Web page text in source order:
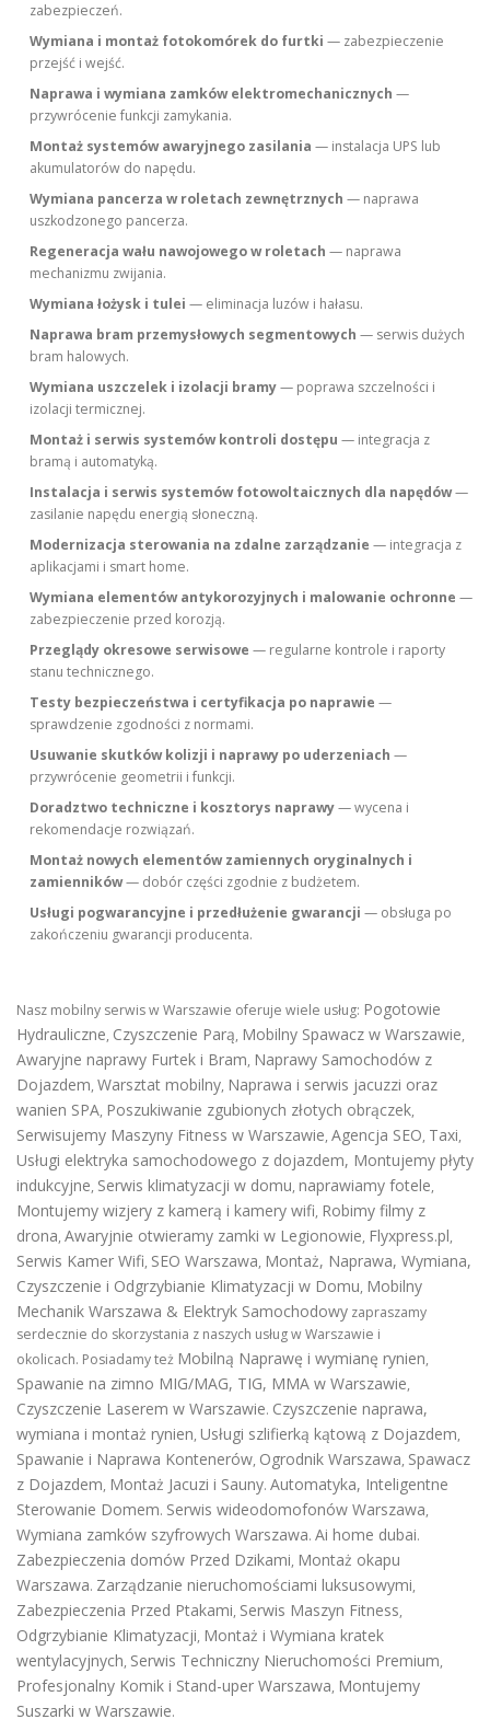
zabezpieczeń.
Wymiana i montaż fotokomórek do furtki — zabezpieczenie
przejść i wejść.
Naprawa i wymiana zamków elektromechanicznych —
przywrócenie funkcji zamykania.
Montaż systemów awaryjnego zasilania — instalacja UPS lub
akumulatorów do napędu.
Wymiana pancerza w roletach zewnętrznych — naprawa
uszkodzonego pancerza.
Regeneracja wału nawojowego w roletach — naprawa
mechanizmu zwijania.
Wymiana łożysk i tulei — eliminacja luzów i hałasu.
Naprawa bram przemysłowych segmentowych — serwis dużych
bram halowych.
Wymiana uszczelek i izolacji bramy— poprawa szczelności i
izolacji termicznej.
Montaż i serwis systemów kontroli dostępu — integracja z
bramą i automatyką.
Instalacja i serwis systemów fotowoltaicznych dla napędów—
zasilanie napędu energią słoneczną.
Modernizacja sterowania na zdalne zarządzanie — integracja z
aplikacjami i smart home.
Wymiana elementów antykorozyjnych i malowanie ochronne —
zabezpieczenie przed korozją.
Przeglądy okresowe serwisowe — regularne kontrole i raporty
stanu technicznego.
Testy bezpieczeństwa i certyfikacja po naprawie —
sprawdzenie zgodności z normami.
Usuwanie skutków kolizji i naprawy po uderzeniach —
przywrócenie geometrii i funkcji.
Doradztwo techniczne i kosztorys naprawy— wycena i
rekomendacje rozwiązań.
Montaż nowych elementów zamiennych oryginalnych i
zamienników— dobór części zgodnie z budżetem.
Usługi pogwarancyjne i przedłużenie gwarancji — obsługa po
zakończeniu gwarancji producenta.
Nasz mobilny serwis w Warszawie oferuje wiele usług: Pogotowie
Hydrauliczne, Czyszczenie Parą, Mobilny Spawacz w Warszawie,
Awaryjne naprawy Furtek i Bram, Naprawy Samochodów z
Dojazdem, Warsztat mobilny, Naprawa i serwis jacuzzi oraz
wanien SPA, Poszukiwanie zgubionych złotych obrączek,
Serwisujemy Maszyny Fitness w Warszawie, Agencja SEO, Taxi,
Usługi elektryka samochodowego z dojazdem, Montujemy płyty
indukcyjne, Serwis klimatyzacji w domu, naprawiamy fotele,
Montujemy wizjery z kamerą i kamery wifi, Robimy filmy z
drona, Awaryjnie otwieramy zamki w Legionowie, Flyxpress.pl,
Serwis Kamer Wifi, SEO Warszawa, Montaż, Naprawa, Wymiana,
Czyszczenie i Odgrzybianie Klimatyzacji w Domu, Mobilny
Mechanik Warszawa & Elektryk Samochodowy zapraszamy
serdecznie do skorzystania z naszych usług w Warszawie i
okolicach. Posiadamy też Mobilną Naprawę i wymianę rynien,
Spawanie na zimno MIG/MAG, TIG, MMA w Warszawie,
Czyszczenie Laserem w Warszawie. Czyszczenie naprawa,
wymiana i montaż rynien, Usługi szlifierką kątową z Dojazdem,
Spawanie i Naprawa Kontenerów, Ogrodnik Warszawa, Spawacz
z Dojazdem, Montaż Jacuzi i Sauny. Automatyka, Inteligentne
Sterowanie Domem. Serwis wideodomofonów Warszawa,
Wymiana zamków szyfrowych Warszawa. Ai home dubai.
Zabezpieczenia domów Przed Dzikami, Montaż okapu
Warszawa. Zarządzanie nieruchomościami luksusowymi,
Zabezpieczenia Przed Ptakami, Serwis Maszyn Fitness,
Odgrzybianie Klimatyzacji, Montaż i Wymiana kratek
wentylacyjnych, Serwis Techniczny Nieruchomości Premium,
Profesjonalny Komik i Stand-uper Warszawa, Montujemy
Suszarki w Warszawie.